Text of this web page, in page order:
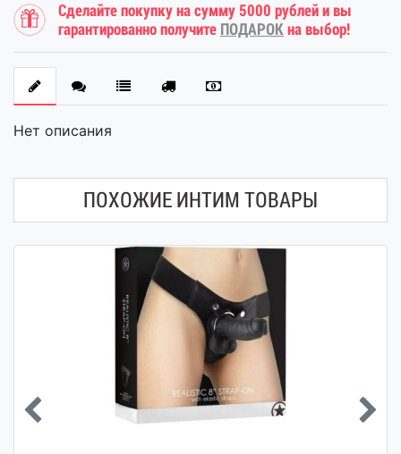
Сделайте покупку на сумму 5000 рублей и вы
гарантированно получите ПОДАРОК на выбор!
Нет описания
ПОХОЖИЕ ИНТИМ ТОВАРЫ